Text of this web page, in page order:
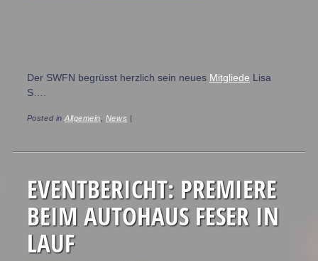
Der SWFN begrüsst herzlich sein neues Mitgliede Lisa
S….
Posted inAllgemein News |
EVENTBERICHT: PREMIERE
BEIM AUTOHAUS FESER IN
LAUF